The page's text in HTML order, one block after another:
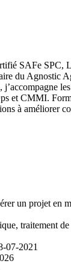
SAFe SPC,
du Agnostic
j’accompagne
et CMMI.
à améliorer
un projet en
traitement
07-2021